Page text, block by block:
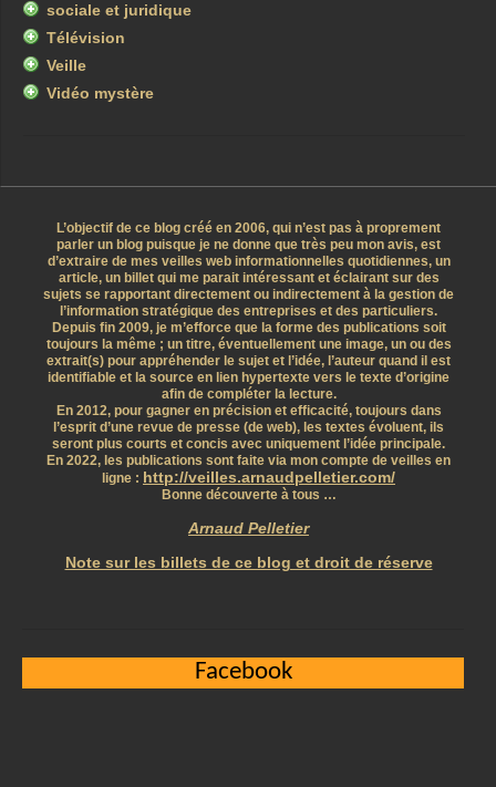
sociale et juridique
Télévision
Veille
Vidéo mystère
L’objectif de ce blog créé en 2006, qui n’est pas à proprement
parler un blog puisque je ne donne que très peu mon avis, est
d’extraire de mes veilles web informationnelles quotidiennes, un
article, un billet qui me parait intéressant et éclairant sur des
sujets se rapportant directement ou indirectement à la gestion de
l’information stratégique des entreprises et des particuliers.
Depuis fin 2009, je m’efforce que la forme des publications soit
toujours la même ; un titre, éventuellement une image, un ou des
extrait(s) pour appréhender le sujet et l’idée, l’auteur quand il est
identifiable et la source en lien hypertexte vers le texte d’origine
afin de compléter la lecture.
En 2012, pour gagner en précision et efficacité, toujours dans
l’esprit d’une revue de presse (de web), les textes évoluent, ils
seront plus courts et concis avec uniquement l’idée principale.
En 2022, les publications sont faite via mon compte de veilles en
ligne : http://veilles.arnaudpelletier.com/
Bonne découverte à tous …
Arnaud Pelletier
Note sur les billets de ce blog et droit de réserve
Facebook